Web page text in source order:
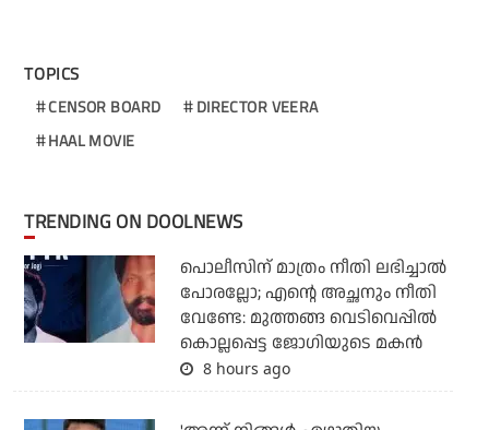
TOPICS
CENSOR BOARD
DIRECTOR VEERA
HAAL MOVIE
TRENDING ON DOOLNEWS
പൊലീസിന് മാത്രം നീതി ലഭിച്ചാല്‍
പോരല്ലോ; എന്റെ അച്ഛനും നീതി
വേണ്ടേ: മുത്തങ്ങ വെടിവെപ്പില്‍
കൊല്ലപ്പെട്ട ജോഗിയുടെ മകന്‍
8 hours ago